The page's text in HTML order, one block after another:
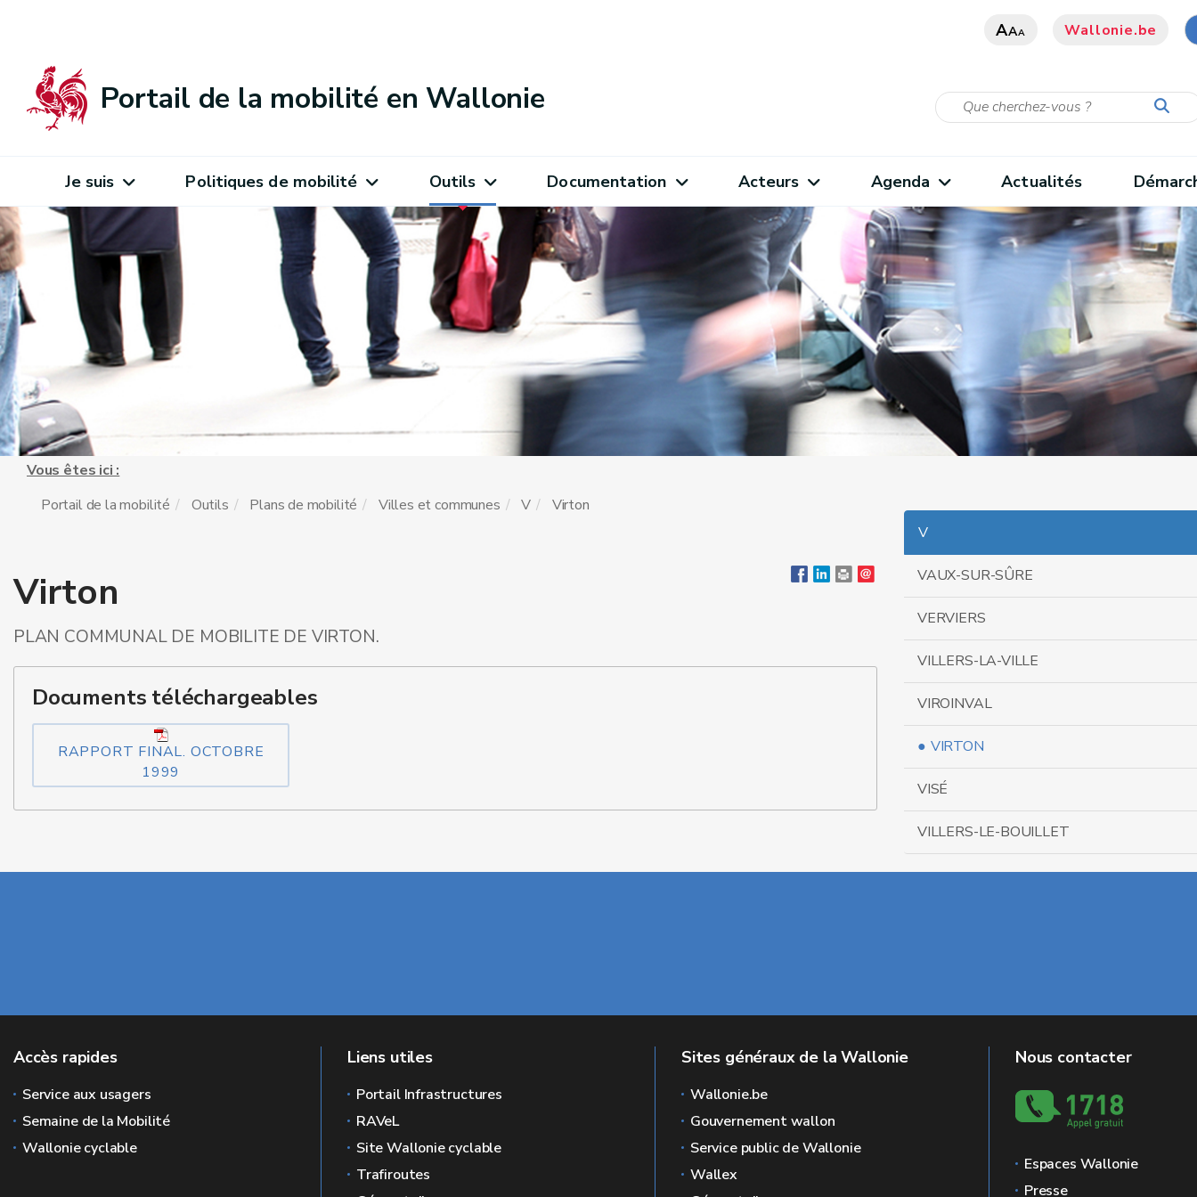
AAA Wallonie.be
Portail de la mobilité en Wallonie
Je suis Politiques de mobilité Outils Documentation Acteurs Agenda Actualités
Vous êtes ici :
Portail de la mobilité
Outils Plans de mobilité Villes et communes V Virton
Virton
PLAN COMMUNAL DE MOBILITE DE VIRTON.
Documents téléchargeables
RAPPORT FINAL. OCTOBRE
1999
V
VAUX-SUR-SÛRE
VERVIERS
VILLERS-LA-VILLE
VIROINVAL
VIRTON
VISÉ
VILLERS-LE-BOUILLET
Accès rapides
Service aux usagers
Semaine de la Mobilité
Wallonie cyclable
Liens utiles
Portail Infrastructures
RAVeL
Site Wallonie cyclable
Trafiroutes
Sites généraux de la Wallonie
Wallonie.be
Gouvernement wallon
Service public de Wallonie
Wallex
Nous contacter
Espaces Wallonie
Presse